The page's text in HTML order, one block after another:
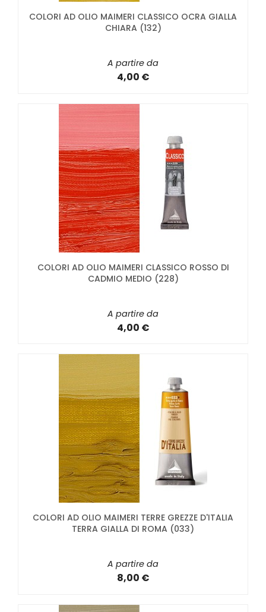
COLORI AD OLIO MAIMERI CLASSICO OCRA GIALLA
CHIARA (132)
A partire da
4,00 €
COLORI AD OLIO MAIMERI CLASSICO ROSSO DI
CADMIO MEDIO (228)
A partire da
4,00 €
COLORI AD OLIO MAIMERI TERRE GREZZE D'ITALIA
TERRA GIALLA DI ROMA (033)
A partire da
8,00 €